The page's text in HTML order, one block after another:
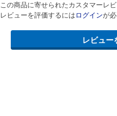
この商品に寄せられたカスタマーレ
レビューを評価するにはログインが必